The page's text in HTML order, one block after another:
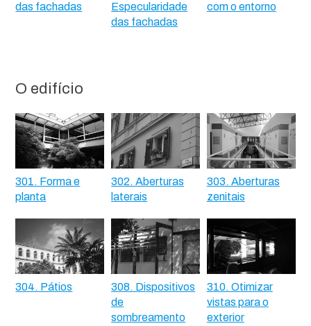
das fachadas
Especularidade
das fachadas
com o entorno
O edifício
301. Forma e
planta
302. Aberturas
laterais
303. Aberturas
zenitais
304. Pátios
308. Dispositivos
de
sombreamento
310. Otimizar
vistas para o
exterior